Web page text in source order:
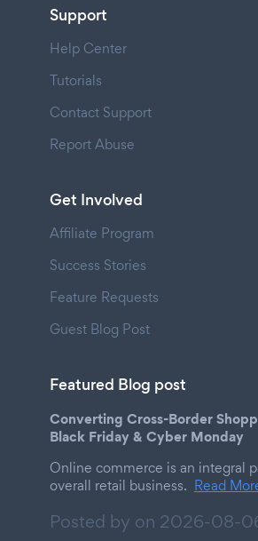
Support
Help Center
Tutorials
Contact Support
Report Abuse
Get Involved
Affiliate Program
Success Stories
Feature Requests
Guest Blog Post
Featured Blog post
Converting Cross-Border
Black Friday & Cyber Monday
Online commerce is an integral
overall retail business. Read
Posted by on 2026-08-